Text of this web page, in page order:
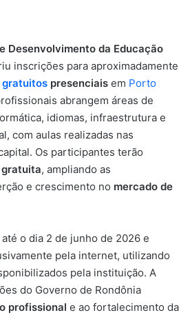
Desenvolvimento da Educação
inscrições para aproximadamente
gratuitos presenciais em Porto
abrangem áreas de
idiomas, infraestrutura e
com aulas realizadas nas
Os participantes terão
, ampliando as
e crescimento no mercado de
o dia 2 de junho de 2026 e
pela internet, utilizando
pela instituição. A
do Governo de Rondônia
profissional e ao fortalecimento da